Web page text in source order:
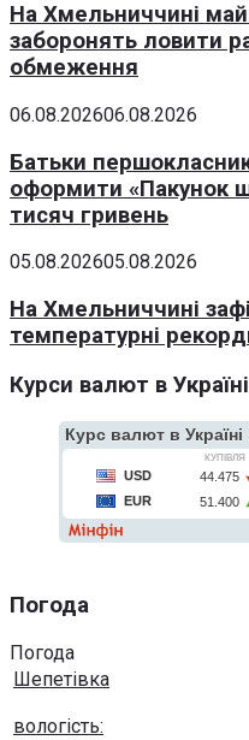
На Хмельниччині
заборонять ловити
обмеження
06.08.202606.08.2026
Батьки
оформити «Пакунок
тисяч гривень
05.08.202605.08.2026
На Хмельниччині
температурні
Курси валют в Україні
Погода
Погода
Шепетівка
вологість: